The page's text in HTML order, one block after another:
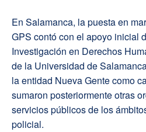
En Salamanca, la puesta en
GPS contó con el apoyo inicial
Investigación en Derechos
de la Universidad de
la entidad Nueva Gente como
sumaron posteriormente otras
servicios públicos de los
policial.